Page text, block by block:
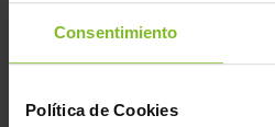
Consentimiento
Política de Cookies